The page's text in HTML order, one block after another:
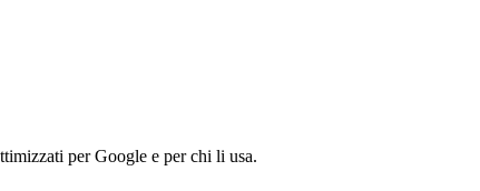
per Google e per chi li usa.